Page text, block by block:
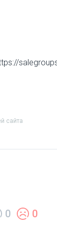
сайта
0 0